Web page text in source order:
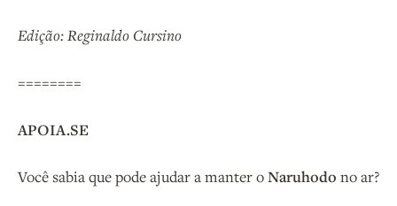
Edição: Reginaldo Cursino
========
APOIA.SE
Você sabia que pode ajudar a manter oNaruhodo no ar?